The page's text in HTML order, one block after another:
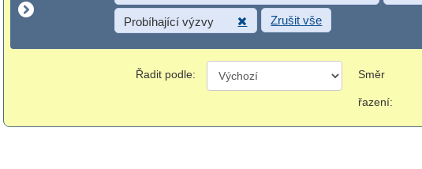
Probíhající výzvy Zrušit vše
Řadit podle: Směr
řazení: